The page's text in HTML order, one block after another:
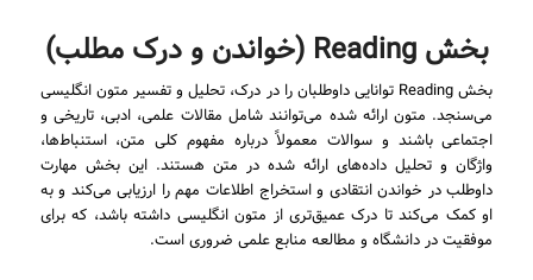
بخش Reading (خواندن و درک مطلب)
بخش Reading توانایی داوطلبان را در درک، تحلیل و تفسیر متون انگلیسی
می‌سنجد. متون ارائه شده می‌توانند شامل مقالات علمی، ادبی، تاریخی و
اجتماعی باشند و سوالات معمولاً درباره مفهوم کلی متن، استنباط‌ها،
واژگان و تحلیل داده‌های ارائه شده در متن هستند. این بخش مهارت
داوطلب در خواندن انتقادی و استخراج اطلاعات مهم را ارزیابی می‌کند و به
او کمک می‌کند تا درک عمیق‌تری از متون انگلیسی داشته باشد، که برای
موفقیت در دانشگاه و مطالعه منابع علمی ضروری است.